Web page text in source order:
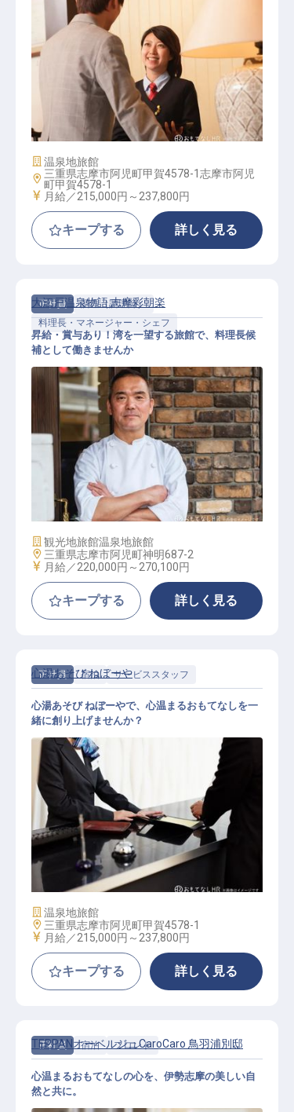
サービス総合職（フロント係）
施設業態
温泉地旅館
勤務地
三重県志摩市阿児町甲賀4578-1志摩市阿児
町甲賀4578-1
給与
月給／215,000円～ 237,800円
キープする 詳しく見る
正社員
調理（調理師）
料理長・マネージャー・シェフ
料理長・マネージャー・シェフ / 正
社員
大江戸温泉物語 志摩彩朝楽
昇給・賞与あり！湾を一望する旅館で、料理長候
補として働きませんか
施設業態
観光地旅館温泉地旅館
勤務地
三重県志摩市阿児町神明687-2
給与
月給／220,000円～ 270,100円
キープする 詳しく見る
正社員 宿泊 サービススタッフ
サービス総合職（接客係）
心湯あそび ねぼーや
心湯あそび ねぼーやで、心温まるおもてなしを一
緒に創り上げませんか？
施設業態
温泉地旅館
勤務地
三重県志摩市阿児町甲賀4578-1
給与
月給／215,000円～ 237,800円
キープする 詳しく見る
正社員 宿泊 フロント
TEPPANオーベルジュCaroCaro 鳥羽浦別邸
心温まるおもてなしの心を、伊勢志摩の美しい自
然と共に。